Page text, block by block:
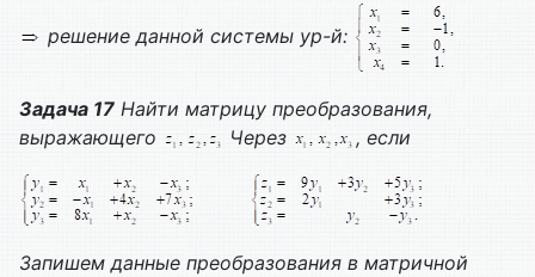
решение данной системы ур-й:
Задача 17 Найти матрицу преобразования,
выражающего
Через , если
Запишем данные преобразования в матричной